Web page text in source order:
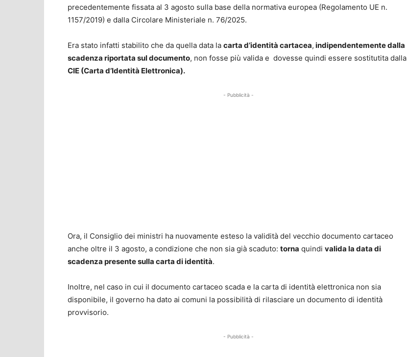
precedentemente fissata al 3 agosto sulla base della normativa europea (Regolamento UE n.
1157/2019) e dalla Circolare Ministeriale n. 76/2025.
Era stato infatti stabilito che da quella data la carta d’identità cartacea, indipendentemente dalla
scadenza riportata sul documento, non fosse più valida e dovesse quindi essere sostitutita dalla
CIE (Carta d’Identità Elettronica).
- Pubblicità -
Ora, il Consiglio dei ministri ha nuovamente esteso la validità del vecchio documento cartaceo
anche oltre il 3 agosto, a condizione che non sia già scaduto: torna quindi valida la data di
scadenza presente sulla carta di identità.
Inoltre, nel caso in cui il documento cartaceo scada e la carta di identità elettronica non sia
disponibile, il governo ha dato ai comuni la possibilità di rilasciare un documento di identità
provvisorio.
- Pubblicità -